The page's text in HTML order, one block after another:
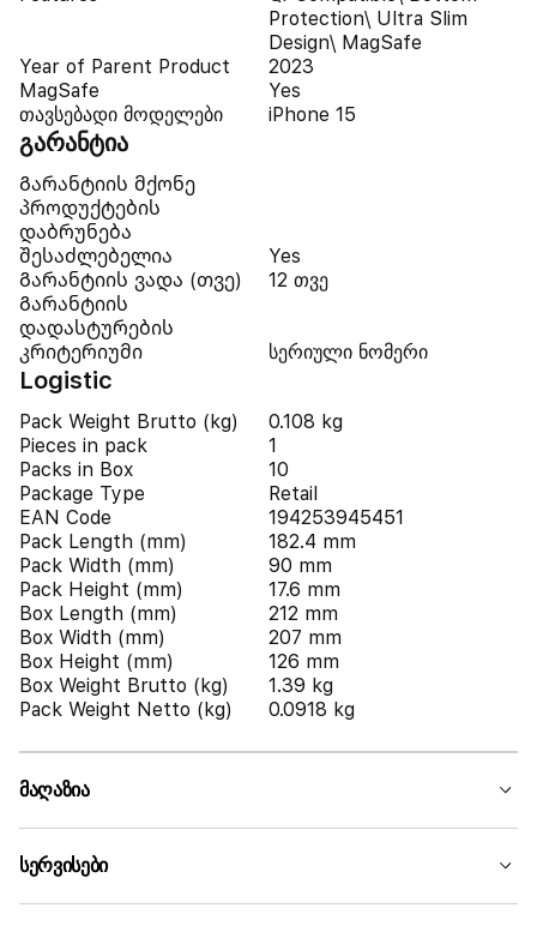
Protection\ Ultra Slim
Design\ MagSafe
Year of Parent Product
2023
MagSafe
Yes
თავსებადი მოდელები
iPhone 15
გარანტია
Გარანტიის მქონე
პროდუქტების
დაბრუნება
შესაძლებელია
Yes
Გარანტიის ვადა (თვე)
12 თვე
Გარანტიის
დადასტურების
კრიტერიუმი
სერიული ნომერი
Logistic
Pack Weight Brutto (kg)
0.108 kg
Pieces in pack
1
Packs in Box
10
Package Type
Retail
EAN Code
194253945451
Pack Length (mm)
182.4 mm
Pack Width (mm)
90 mm
Pack Height (mm)
17.6 mm
Box Length (mm)
212 mm
Box Width (mm)
207 mm
Box Height (mm)
126 mm
Box Weight Brutto (kg)
1.39 kg
Pack Weight Netto (kg)
0.0918 kg
მაღაზია
სერვისები